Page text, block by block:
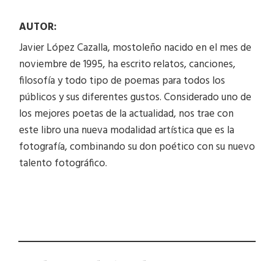
AUTOR:
Javier López Cazalla, mostoleño nacido en el mes de
noviembre de 1995, ha escrito relatos, canciones,
filosofía y todo tipo de poemas para todos los
públicos y sus diferentes gustos. Considerado uno de
los mejores poetas de la actualidad, nos trae con
este libro una nueva modalidad artística que es la
fotografía, combinando su don poético con su nuevo
talento fotográfico.